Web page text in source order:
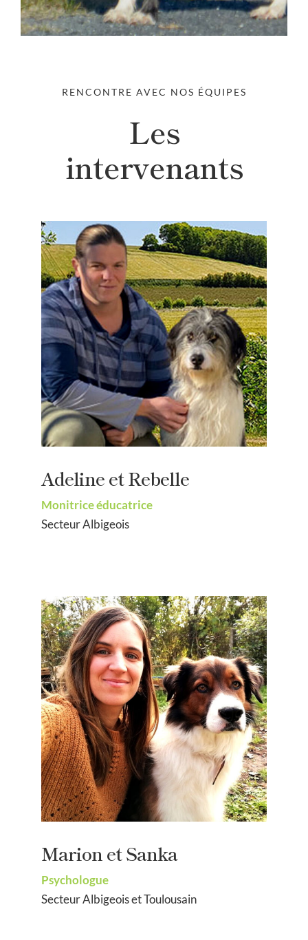
RENCONTRE AVEC NOS ÉQUIPES
Les
intervenants
Adeline et Rebelle
Monitrice éducatrice
Secteur Albigeois
Marion et Sanka
Psychologue
Secteur Albigeois et Toulousain